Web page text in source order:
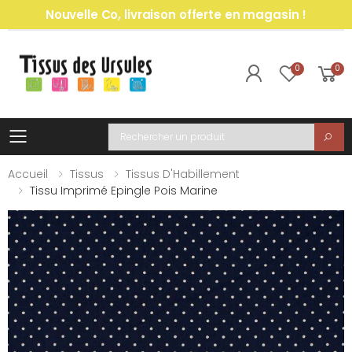
Nouvelle Co, livraison offerte en magasin !
0 0
Toggle mobile menu
Recherche
Accueil
Tissus
Tissus D'Habillement
Tissu Imprimé Epingle Pois Marine